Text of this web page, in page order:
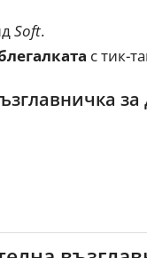
Soft.
с тик-
за